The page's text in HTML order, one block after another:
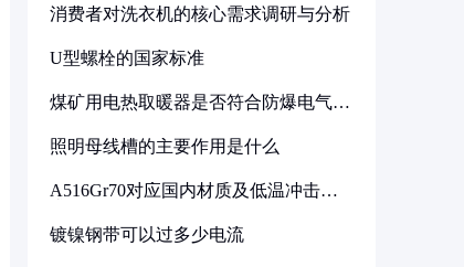
消费者对洗衣机的核心需求调研与分析
U型螺栓的国家标准
煤矿用电热取暖器是否符合防爆电气设
照明母线槽的主要作用是什么
A516Gr70对应国内材质及低温冲击要
镀镍钢带可以过多少电流